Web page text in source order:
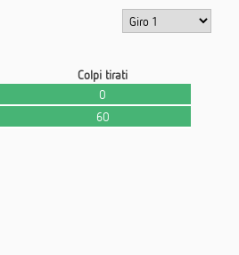
Colpi tirati
0
60